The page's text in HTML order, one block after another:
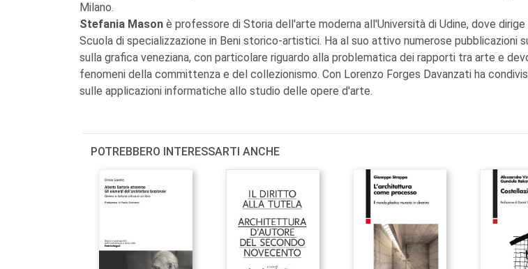
Milano.
Stefania Mason è professore di Storia dell'arte moderna all'Università di Udine, dove dirige
Scuola di specializzazione in Beni storico-artistici. Ha al suo attivo numerose pubblicazioni
sulla grafica veneziana, con particolare riguardo alla problematica dei rapporti tra arte e
fenomeni della committenza e del collezionismo. Con Lorenzo Forges Davanzati ha
sulle applicazioni informatiche allo studio delle opere d'arte.
POTREBBERO INTERESSARTI ANCHE